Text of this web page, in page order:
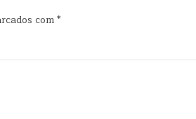
com*